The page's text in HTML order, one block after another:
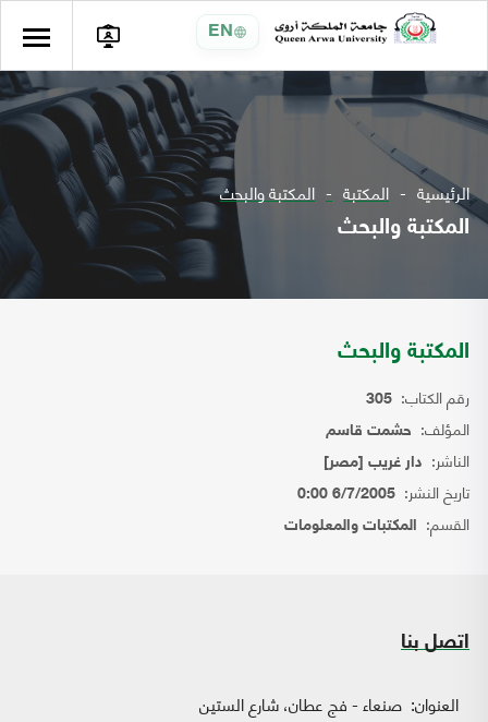
EN
الرئيسية المكتبة المكتبة والبحث
المكتبة والبحث
المكتبة والبحث
رقم الكتاب: 305
المؤلف: حشمت قاسم
الناشر: دار غريب [مصر]
تاريخ النشر: 6/7/2005 0:00
القسم: المكتبات والمعلومات
اتصل بنا
العنوان: صنعاء - فج عطان، شارع الستين